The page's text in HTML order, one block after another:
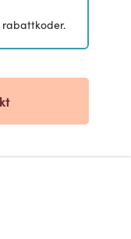
rabattkoder.